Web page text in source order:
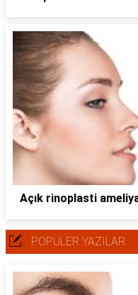
Açık rinoplasti
POPÜLER YAZILAR